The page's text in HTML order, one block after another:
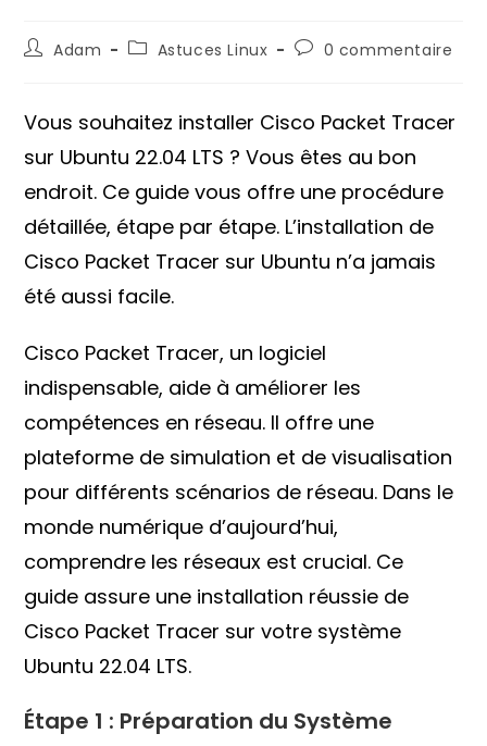
Auteur/autrice
Adam
PostAstuces Linux
Commentaires
0 commentaire
Vous souhaitez installer Cisco Packet Tracer
sur Ubuntu 22.04 LTS ? Vous êtes au bon
endroit. Ce guide vous offre une procédure
détaillée, étape par étape. L’installation de
Cisco Packet Tracer sur Ubuntu n’a jamais
été aussi facile.
Cisco Packet Tracer, un logiciel
indispensable, aide à améliorer les
compétences en réseau. Il offre une
plateforme de simulation et de visualisation
pour différents scénarios de réseau. Dans le
monde numérique d’aujourd’hui,
comprendre les réseaux est crucial. Ce
guide assure une installation réussie de
Cisco Packet Tracer sur votre système
Ubuntu 22.04 LTS.
Étape 1 : Préparation du Système